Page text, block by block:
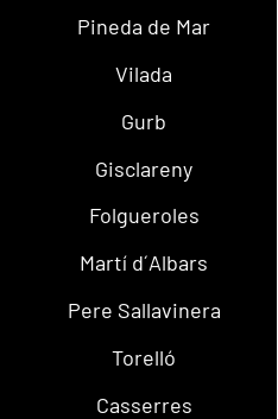
Pineda de Mar
Vilada
Gurb
Gisclareny
Folgueroles
Martí d´Albars
Pere Sallavinera
Torelló
Casserres